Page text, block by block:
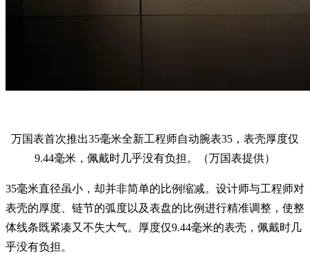
万国表首次推出35毫米全新工程师自动腕表35，表壳厚度仅
9.44毫米，佩戴时几乎没有负担。（万国表提供）
35毫米直径虽小，却并非简单的比例缩减。设计师与工程师对
表壳的厚度、链节的弧度以及表盘的比例进行精准调整，使整
体线条既紧凑又不失大气。厚度仅9.44毫米的表壳，佩戴时几
乎没有负担。